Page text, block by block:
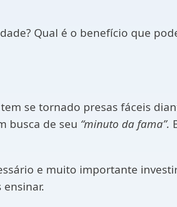
Qual é o benefício que
se tornado presas fáceis
busca de seu “minuto da fama”.
e muito importante